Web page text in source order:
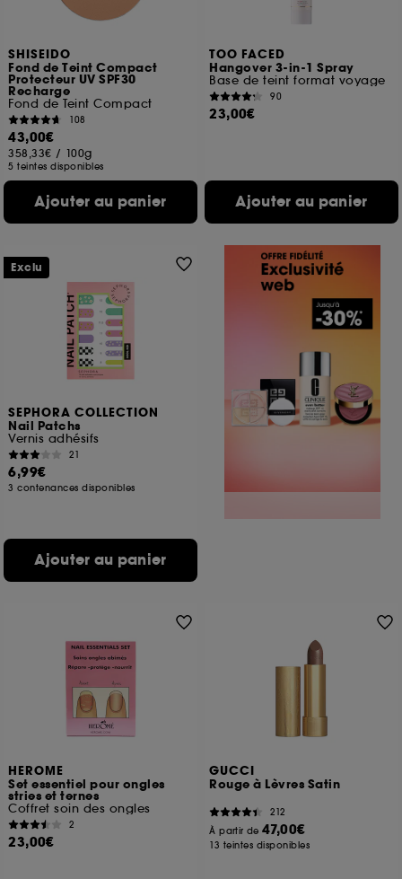
SHISEIDO
Fond de Teint Compact
Protecteur UV SPF30
Recharge
Fond de Teint Compact
108
43,00€
358,33€ / 100g
5 teintes disponibles
Ajouter au panier
TOO FACED
Hangover 3-in-1 Spray
Base de teint format voyage
90
23,00€
Ajouter au panier
SEPHORA COLLECTION
Nail Patchs
Vernis adhésifs
21
6,99€
3 contenances disponibles
Ajouter au panier
Exclu
HEROME
Set essentiel pour ongles
stries et ternes
Coffret soin des ongles
2
23,00€
GUCCI
Rouge à Lèvres Satin
212
À partir de47,00€
13 teintes disponibles